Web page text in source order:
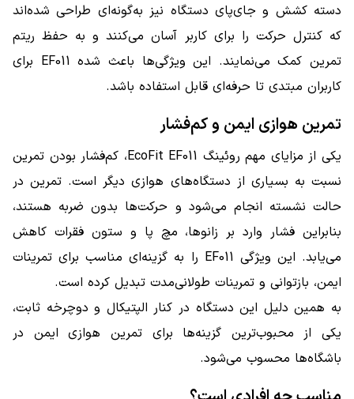
دسته کشش و جای‌پای دستگاه نیز به‌گونه‌ای طراحی شده‌اند
که کنترل حرکت را برای کاربر آسان می‌کنند و به حفظ ریتم
تمرین کمک می‌نمایند. این ویژگی‌ها باعث شده EF011 برای
کاربران مبتدی تا حرفه‌ای قابل استفاده باشد.
تمرین هوازی ایمن و کم‌فشار
یکی از مزایای مهم روئینگ EcoFit EF011، کم‌فشار بودن تمرین
نسبت به بسیاری از دستگاه‌های هوازی دیگر است. تمرین در
حالت نشسته انجام می‌شود و حرکت‌ها بدون ضربه هستند،
بنابراین فشار وارد بر زانوها، مچ پا و ستون فقرات کاهش
می‌یابد. این ویژگی EF011 را به گزینه‌ای مناسب برای تمرینات
ایمن، بازتوانی و تمرینات طولانی‌مدت تبدیل کرده است.
به همین دلیل این دستگاه در کنار الپتیکال و دوچرخه ثابت،
یکی از محبوب‌ترین گزینه‌ها برای تمرین هوازی ایمن در
باشگاه‌ها محسوب می‌شود.